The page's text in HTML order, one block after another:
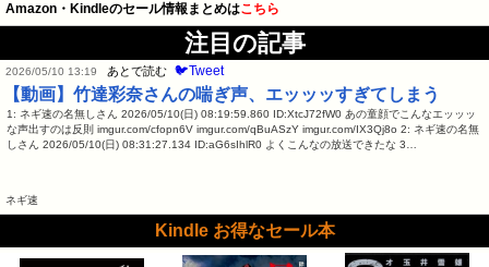
Amazon・Kindleのセール情報まとめはこちら
注目の記事
2026/05/10 13:19 あとで読む 🐦Tweet
【動画】竹達彩奈さんの喘ぎ声、エッッッすぎてしまう
1: ネギ速の名無しさん 2026/05/10(日) 08:19:59.860 ID:XtcJ72fW0 あの童顔でこんなエッッッ
な声出すのは反則 imgur.com/cfopn6V imgur.com/qBuASzY imgur.com/IX3Qj8o 2: ネギ速の名無
しさん 2026/05/10(日) 08:31:27.134 ID:aG6sIhlR0 よくこんなの放送できたな 3…
ネギ速
Kindle お得なセール本